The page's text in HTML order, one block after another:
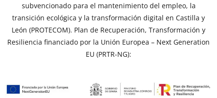
subvencionado para el mantenimiento del empleo, la
transición ecológica y la transformación digital en Castilla y
León (PROTECOM). Plan de Recuperación, Transformación y
Resiliencia financiado por la Unión Europea – Next Generation
EU (PRTR-NG):